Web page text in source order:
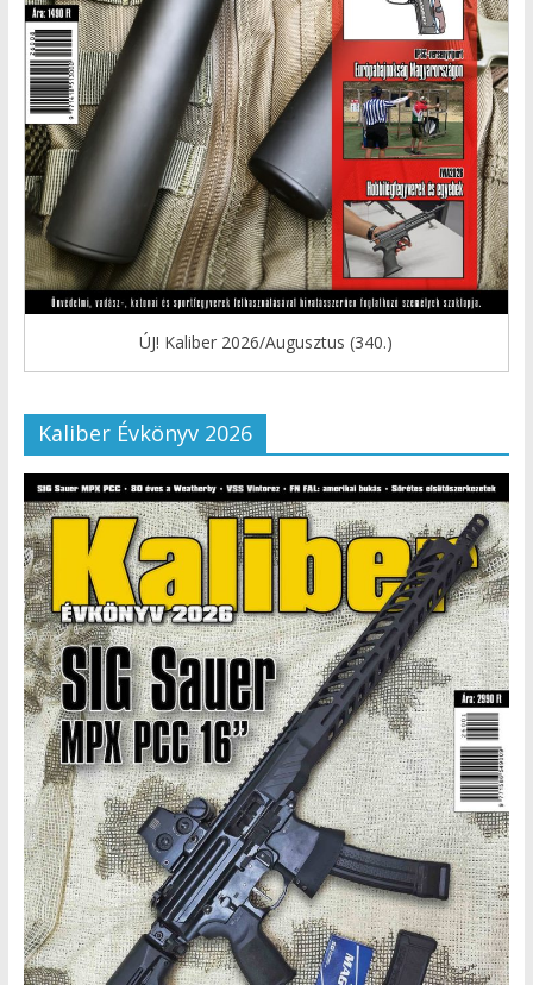
ÚJ! Kaliber 2026/Augusztus (340.)
Kaliber Évkönyv 2026